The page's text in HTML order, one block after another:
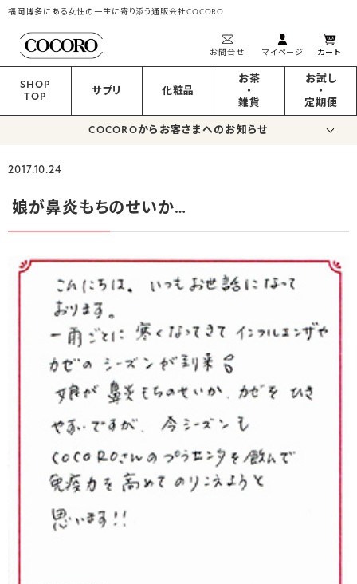
福岡博多にある女性の一生に寄り添う通販会社COCORO
お問合せ マイページ カート
SHOP
TOP
サプリ 化粧品
お茶
・
雑貨
お試し
・
定期便
COCOROからお客さまへのお知らせ
2017.10.24
娘が鼻炎もちのせいか…